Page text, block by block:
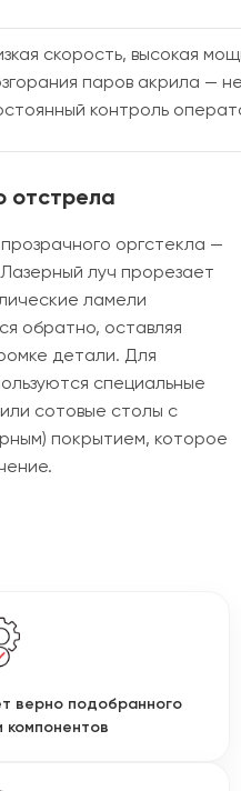
скорость, высокая
паров акрила —
контроль
отстрела
оргстекла —
луч прорезает
ламели
обратно, оставляя
детали. Для
специальные
сотовые столы с
покрытием, которое
верно подобранного
компонентов